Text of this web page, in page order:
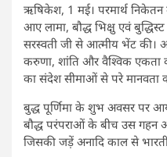
ऋषिकेश, 1 मई। परमार्थ
आए लामा, बौद्ध भिक्षु एवं
सरस्वती जी से आत्मीय भेंट की।
करुणा, शांति और वैश्विक एकता
का संदेश सीमाओं से परे मानवता
बुद्ध पूर्णिमा के शुभ अवसर पर
बौद्ध परंपराओं के बीच उस गहन
जिसकी जड़ें अनादि काल से